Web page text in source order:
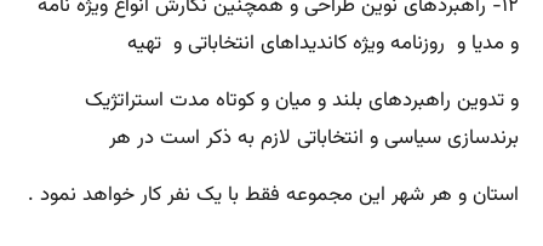
و مدیا و روزنامه ویژه کاندیداهای انتخاباتی و تهیه
و تدوین راهبردهای بلند و میان و کوتاه مدت استراتژیک
برندسازی سیاسی و انتخاباتی لازم به ذکر است در هر
استان و هر شهر این مجموعه فقط با یک نفر کار خواهد نمود .